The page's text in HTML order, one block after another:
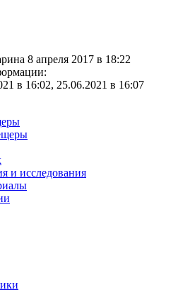
8 апреля 2017 в 18:22
в 16:02, 25.06.2021 в 16:07
и исследования